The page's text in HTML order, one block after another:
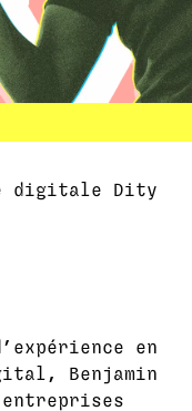
digitale Dity
en
Benjamin
entreprises